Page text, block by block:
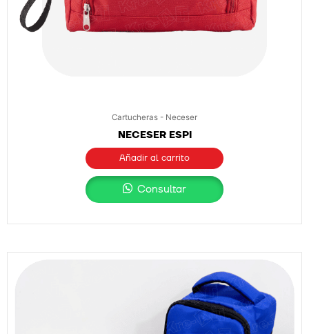
Cartucheras - Neceser
NECESER ESPI
Añadir al carrito
Consultar